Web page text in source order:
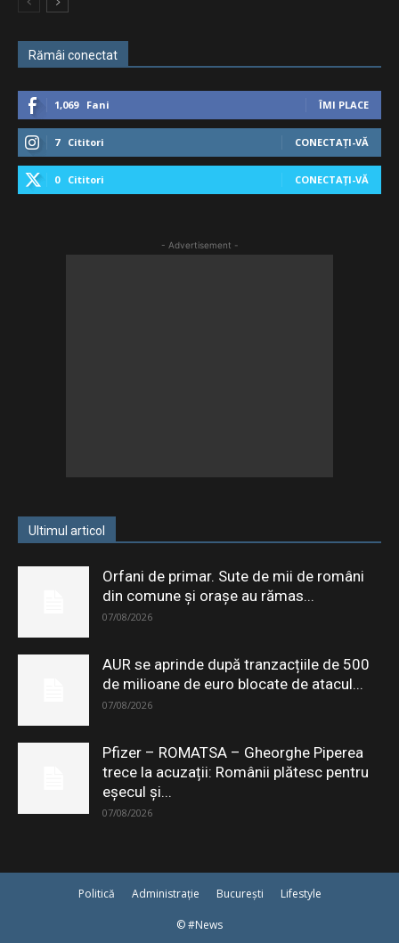
Rămâi conectat
1,069 Fani ÎMI PLACE
7 Cititori CONECTAȚI-VĂ
0 Cititori CONECTAȚI-VĂ
- Advertisement -
Ultimul articol
Orfani de primar. Sute de mii de români
din comune și orașe au rămas...
07/08/2026
AUR se aprinde după tranzacțiile de 500
de milioane de euro blocate de atacul...
07/08/2026
Pfizer – ROMATSA – Gheorghe Piperea
trece la acuzații: Românii plătesc pentru
eşecul şi...
07/08/2026
Politică Administrație București Lifestyle
© #News